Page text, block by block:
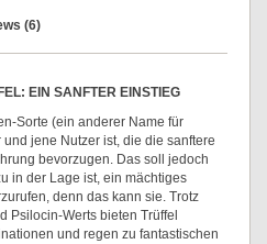
(6)
EIN SANFTER EINSTIEG
Sorte (ein anderer Name für
jene Nutzer ist, die die sanftere
bevorzugen. Das soll jedoch
in der Lage ist, ein mächtiges
denn das kann sie. Trotz
Psilocin-Werts bieten Trüffel
und regen zu fantastischen